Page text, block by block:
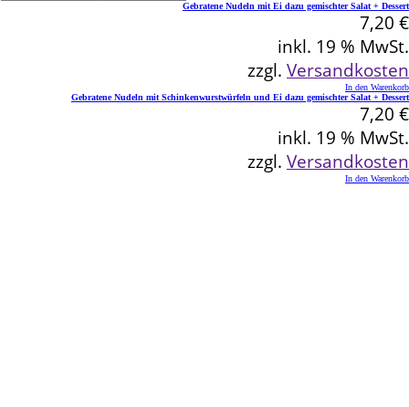
Gebratene Nudeln mit Ei dazu gemischter Salat + Dessert
7,20 €
inkl. 19 % MwSt.
zzgl. Versandkosten
In den Warenkorb
Gebratene Nudeln mit Schinkenwurstwürfeln und Ei dazu gemischter Salat + Dessert
7,20 €
inkl. 19 % MwSt.
zzgl. Versandkosten
In den Warenkorb